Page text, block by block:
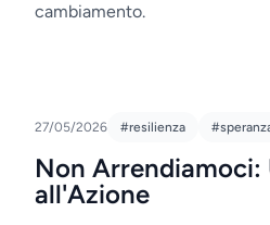
cambiamento.
27/05/2026 #resilienza
Non Arrendiamoci:
all'Azione